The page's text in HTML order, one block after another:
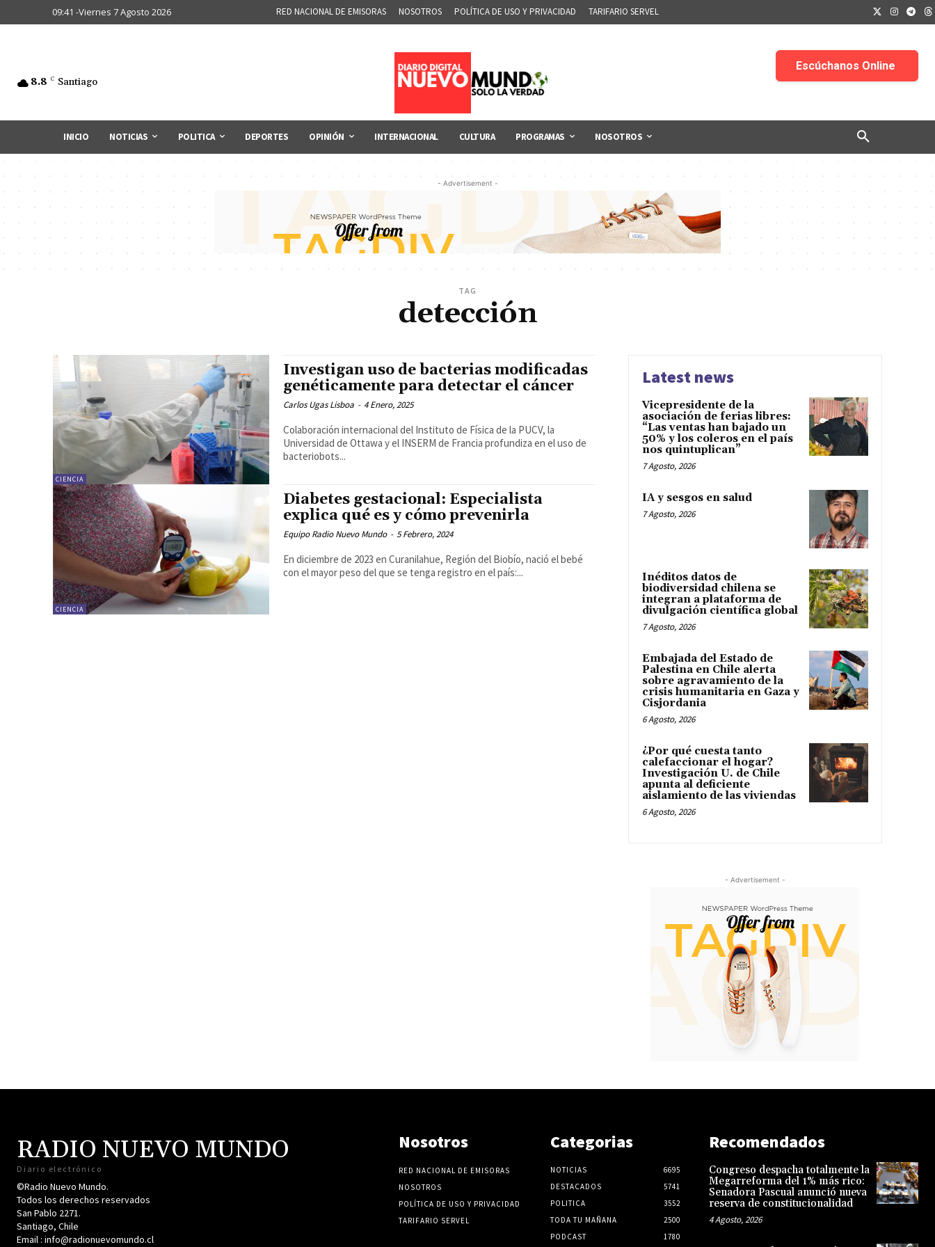
09:41 -Viernes 7 Agosto 2026 RED NACIONAL DE EMISORAS NOSOTROS POLÍTICA DE USO Y PRIVACIDAD TARIFARIO SERVEL
8.8 C Santiago
INICIO NOTICIAS POLITICA DEPORTES OPINIÓN INTERNACIONAL CULTURA PROGRAMAS NOSOTROS
- Advertisement -
TAG
detección
CIENCIA
Investigan uso de bacterias modificadas
genéticamente para detectar el cáncer
Carlos Ugas Lisboa - 4 Enero, 2025
Colaboración internacional del Instituto de Física de la PUCV, la
Universidad de Ottawa y el INSERM de Francia profundiza en el uso de
bacteriobots...
CIENCIA
Diabetes gestacional: Especialista
explica qué es y cómo prevenirla
Equipo Radio Nuevo Mundo - 5 Febrero, 2024
En diciembre de 2023 en Curanilahue, Región del Biobío, nació el bebé
con el mayor peso del que se tenga registro en el país:...
Latest news
Vicepresidente de la
asociación de ferias libres:
“Las ventas han bajado un
50% y los coleros en el país
nos quintuplican”
7 Agosto, 2026
IA y sesgos en salud
7 Agosto, 2026
Inéditos datos de
biodiversidad chilena se
integran a plataforma de
divulgación científica global
7 Agosto, 2026
Embajada del Estado de
Palestina en Chile alerta
sobre agravamiento de la
crisis humanitaria en Gaza y
Cisjordania
6 Agosto, 2026
¿Por qué cuesta tanto
calefaccionar el hogar?
Investigación U. de Chile
apunta al deficiente
aislamiento de las viviendas
6 Agosto, 2026
- Advertisement -
RADIO NUEVO MUNDO
Diario electrónico
©Radio Nuevo Mundo.
Todos los derechos reservados
San Pablo 2271.
Santiago, Chile
Email : info@radionuevomundo.cl
Nosotros
RED NACIONAL DE EMISORAS
NOSOTROS
POLÍTICA DE USO Y PRIVACIDAD
TARIFARIO SERVEL
Categorias
NOTICIAS
6695
DESTACADOS
5741
POLITICA
3552
TODA TU MAÑANA
2500
PODCAST
1780
Recomendados
Congreso despacha totalmente la
Megarreforma del 1% más rico:
Senadora Pascual anunció nueva
reserva de constitucionalidad
4 Agosto, 2026